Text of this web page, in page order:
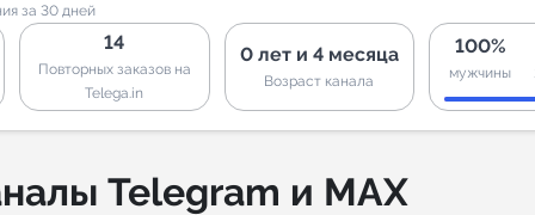
за 30 дней
14
Повторных заказов на
Telega.in
0 лет и 4 месяца
Возраст канала
100%
мужчины
Telegram и MAX